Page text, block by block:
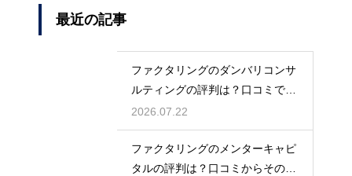
最近の記事
ファクタリングのダンバリコンサ
ルティングの評判は？口コミで実
態を解説
2026.07.22
ファクタリングのメンターキャピ
タルの評判は？口コミからその実